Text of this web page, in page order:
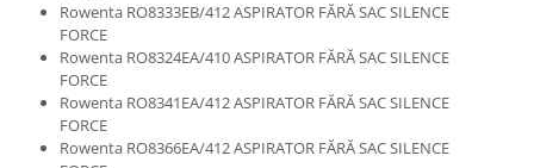
Aparate Frigorifice
Aparate Racire Aer
Aragaze si cuptoare cu microunde
Climatizare & sisteme de incalzire
Electrocasnice pentru Bucatarie
Rowenta RO8333EB/412 ASPIRATOR FĂRĂ SAC SILENCE
FORCE
Rowenta RO8324EA/410 ASPIRATOR FĂRĂ SAC SILENCE
FORCE
Rowenta RO8341EA/412 ASPIRATOR FĂRĂ SAC SILENCE
FORCE
Rowenta RO8366EA/412 ASPIRATOR FĂRĂ SAC SILENCE